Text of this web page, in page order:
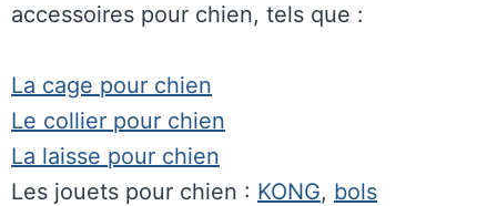
accessoires pour chien, tels que :
La cage pour chien
Le collier pour chien
La laisse pour chien
Les jouets pour chien : KONG, bols